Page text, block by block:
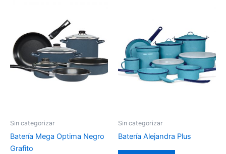
Sin categorizar
Batería Mega Optima Negro
Grafito
Sin categorizar
Batería Alejandra Plus